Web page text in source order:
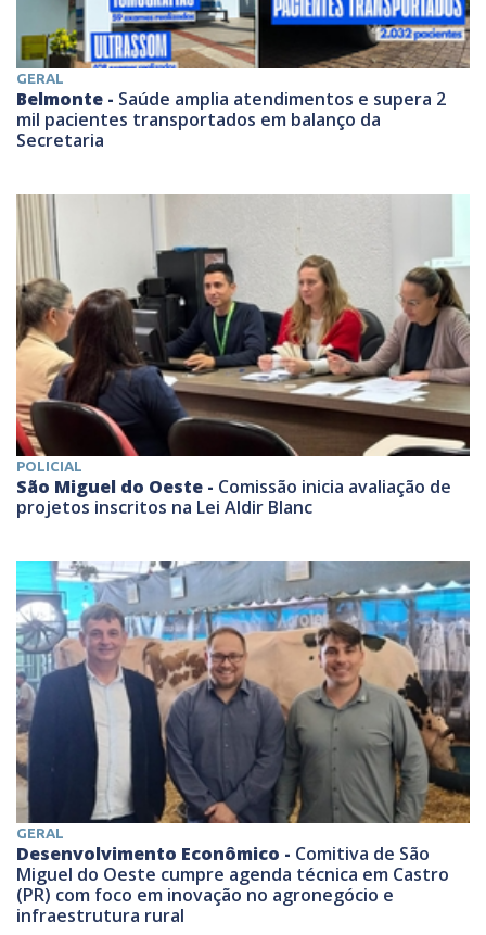
GERAL
Belmonte - Saúde amplia atendimentos e supera 2
mil pacientes transportados em balanço da
Secretaria
POLICIAL
São Miguel do Oeste - Comissão inicia avaliação de
projetos inscritos na Lei Aldir Blanc
GERAL
Desenvolvimento Econômico - Comitiva de São
Miguel do Oeste cumpre agenda técnica em Castro
(PR) com foco em inovação no agronegócio e
infraestrutura rural